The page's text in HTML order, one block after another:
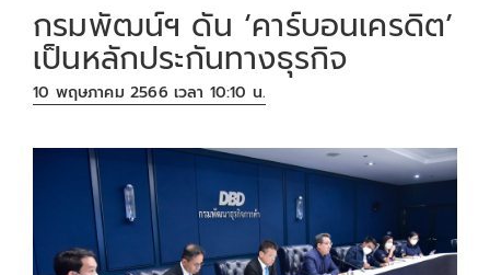
กรมพัฒน์ฯ ดัน ‘คาร์บอนเครดิต’
เป็นหลักประกันทางธุรกิจ
10 พฤษภาคม 2566 เวลา 10:10 น.